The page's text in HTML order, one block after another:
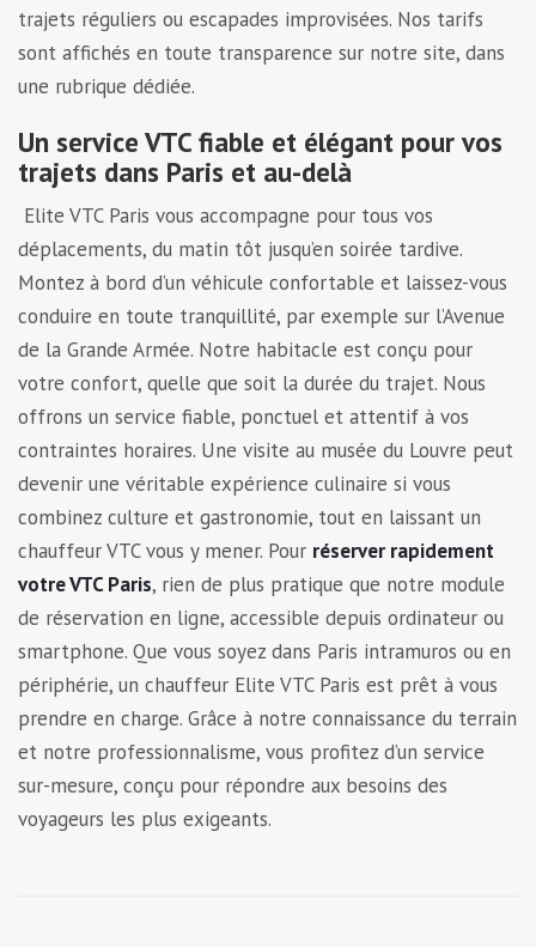
trajets réguliers ou escapades improvisées. Nos tarifs
sont affichés en toute transparence sur notre site, dans
une rubrique dédiée.
Un service VTC fiable et élégant pour vos
trajets dans Paris et au-delà
Elite VTC Paris vous accompagne pour tous vos
déplacements, du matin tôt jusqu’en soirée tardive.
Montez à bord d’un véhicule confortable et laissez-vous
conduire en toute tranquillité, par exemple sur l’Avenue
de la Grande Armée. Notre habitacle est conçu pour
votre confort, quelle que soit la durée du trajet. Nous
offrons un service fiable, ponctuel et attentif à vos
contraintes horaires. Une visite au musée du Louvre peut
devenir une véritable expérience culinaire si vous
combinez culture et gastronomie, tout en laissant un
chauffeur VTC vous y mener. Pour réserver rapidement
votre VTC Paris, rien de plus pratique que notre module
de réservation en ligne, accessible depuis ordinateur ou
smartphone. Que vous soyez dans Paris intramuros ou en
périphérie, un chauffeur Elite VTC Paris est prêt à vous
prendre en charge. Grâce à notre connaissance du terrain
et notre professionnalisme, vous profitez d’un service
sur-mesure, conçu pour répondre aux besoins des
voyageurs les plus exigeants.